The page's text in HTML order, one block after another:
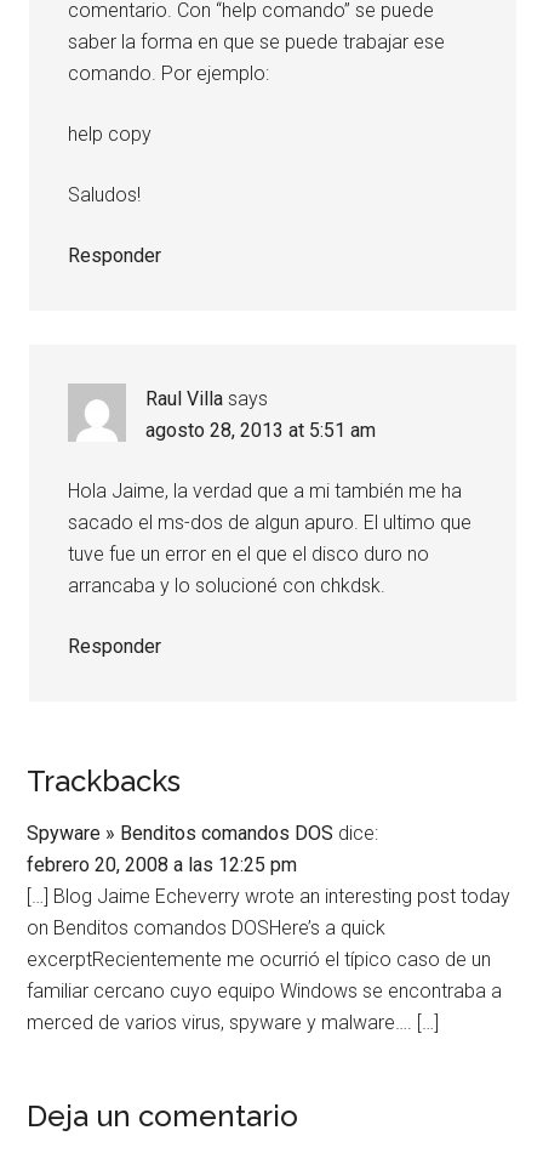
comentario. Con “help comando” se puede
saber la forma en que se puede trabajar ese
comando. Por ejemplo:
help copy
Saludos!
Responder
Raul Villa says
agosto 28, 2013 at 5:51 am
Hola Jaime, la verdad que a mi también me ha
sacado el ms-dos de algun apuro. El ultimo que
tuve fue un error en el que el disco duro no
arrancaba y lo solucioné con chkdsk.
Responder
Trackbacks
Spyware » Benditos comandos DOS dice:
febrero 20, 2008 a las 12:25 pm
[…] Blog Jaime Echeverry wrote an interesting post today
on Benditos comandos DOSHere’s a quick
excerptRecientemente me ocurrió el típico caso de un
familiar cercano cuyo equipo Windows se encontraba a
merced de varios virus, spyware y malware…. […]
Deja un comentario